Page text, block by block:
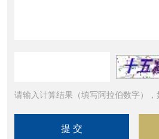
请输入计算结果（填写阿拉伯数字），